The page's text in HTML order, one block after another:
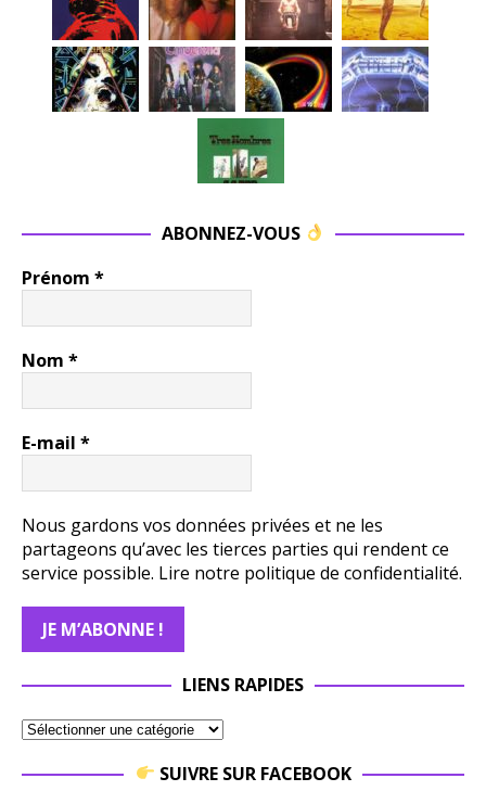
ABONNEZ-VOUS
Prénom *
Nom *
E-mail *
Nous gardons vos données privées et ne les
partageons qu’avec les tierces parties qui rendent ce
service possible. Lire notre politique de confidentialité.
LIENS RAPIDES
SUIVRE SUR FACEBOOK